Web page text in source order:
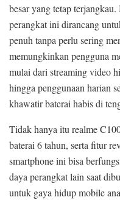
besar yang tetap
perangkat ini dirancang
penuh tanpa perlu sering
memungkinkan pengguna
mulai dari streaming video
hingga penggunaan harian
khawatir baterai habis di
Tidak hanya itu realme
baterai 6 tahun, serta fitur
smartphone ini bisa
daya perangkat lain saat
untuk gaya hidup mobile